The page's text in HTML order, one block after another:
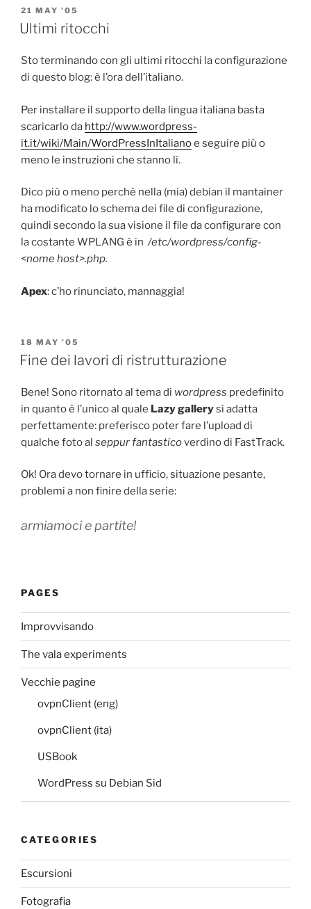
POSTED
ON
21 MAY ’05
Ultimi ritocchi
Sto terminando con gli ultimi ritocchi la configurazione
di questo blog: è l’ora dell’italiano.
Per installare il supporto della lingua italiana basta
scaricarlo da http://www.wordpress-
it.it/wiki/Main/WordPressInItalianoe seguire più o
meno le instruzioni che stanno lì.
Dico più o meno perchè nella (mia) debian il mantainer
ha modificato lo schema dei file di configurazione,
quindi secondo la sua visione il file da configurare con
la costante WPLANG è in /etc/wordpress/config-
<nome host>.php.
Apex: c’ho rinunciato, mannaggia!
POSTED
ON
18 MAY ’05
Fine dei lavori di ristrutturazione
Bene! Sono ritornato al tema di wordpress predefinito
in quanto è l’unico al quale Lazy gallerysi adatta
perfettamente: preferisco poter fare l’upload di
qualche foto al seppur fantasticoverdino di FastTrack.
Ok! Ora devo tornare in ufficio, situazione pesante,
problemi a non finire della serie:
armiamoci e partite!
PAGES
Improvvisando
The vala experiments
Vecchie pagine
ovpnClient (eng)
ovpnClient (ita)
USBook
WordPress su Debian Sid
CATEGORIES
Escursioni
Fotografia